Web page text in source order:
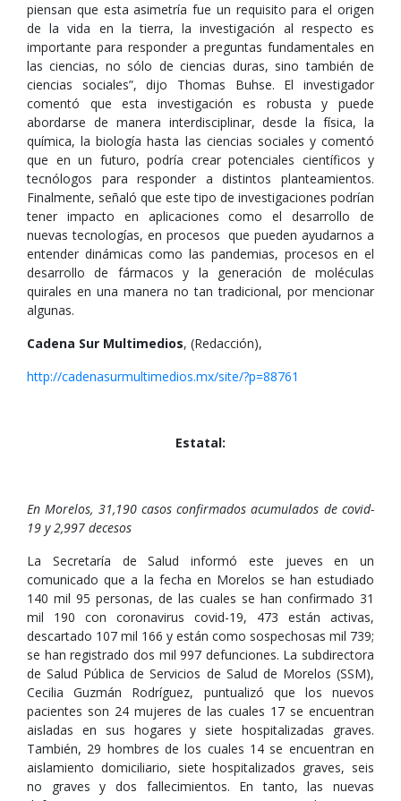
piensan que esta asimetría fue un requisito para el origen
de la vida en la tierra, la investigación al respecto es
importante para responder a preguntas fundamentales en
las ciencias, no sólo de ciencias duras, sino también de
ciencias sociales”, dijo Thomas Buhse. El investigador
comentó que esta investigación es robusta y puede
abordarse de manera interdisciplinar, desde la física, la
química, la biología hasta las ciencias sociales y comentó
que en un futuro, podría crear potenciales científicos y
tecnólogos para responder a distintos planteamientos.
Finalmente, señaló que este tipo de investigaciones podrían
tener impacto en aplicaciones como el desarrollo de
nuevas tecnologías, en procesos que pueden ayudarnos a
entender dinámicas como las pandemias, procesos en el
desarrollo de fármacos y la generación de moléculas
quirales en una manera no tan tradicional, por mencionar
algunas.
Cadena Sur Multimedios, (Redacción),
http://cadenasurmultimedios.mx/site/?p=88761
Estatal:
En Morelos, 31,190 casos confirmados acumulados de covid-
19 y 2,997 decesos
La Secretaría de Salud informó este jueves en un
comunicado que a la fecha en Morelos se han estudiado
140 mil 95 personas, de las cuales se han confirmado 31
mil 190 con coronavirus covid-19, 473 están activas,
descartado 107 mil 166 y están como sospechosas mil 739;
se han registrado dos mil 997 defunciones. La subdirectora
de Salud Pública de Servicios de Salud de Morelos (SSM),
Cecilia Guzmán Rodríguez, puntualizó que los nuevos
pacientes son 24 mujeres de las cuales 17 se encuentran
aisladas en sus hogares y siete hospitalizadas graves.
También, 29 hombres de los cuales 14 se encuentran en
aislamiento domiciliario, siete hospitalizados graves, seis
no graves y dos fallecimientos. En tanto, las nuevas